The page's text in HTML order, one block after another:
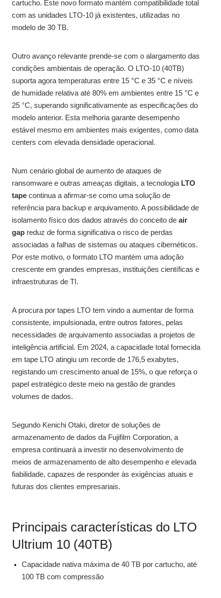
cartucho. Este novo formato mantém compatibilidade total
com as unidades LTO-10 já existentes, utilizadas no
modelo de 30 TB.
Outro avanço relevante prende-se com o alargamento das
condições ambientais de operação. O LTO-10 (40TB)
suporta agora temperaturas entre 15 °C e 35 °C e níveis
de humidade relativa até 80% em ambientes entre 15 °C e
25 °C, superando significativamente as especificações do
modelo anterior. Esta melhoria garante desempenho
estável mesmo em ambientes mais exigentes, como data
centers com elevada densidade operacional.
Num cenário global de aumento de ataques de
ransomware e outras ameaças digitais, a tecnologia LTO
tape continua a afirmar-se como uma solução de
referência para backup e arquivamento. A possibilidade de
isolamento físico dos dados através do conceito de air
gap reduz de forma significativa o risco de perdas
associadas a falhas de sistemas ou ataques cibernéticos.
Por este motivo, o formato LTO mantém uma adoção
crescente em grandes empresas, instituições científicas e
infraestruturas de TI.
A procura por tapes LTO tem vindo a aumentar de forma
consistente, impulsionada, entre outros fatores, pelas
necessidades de arquivamento associadas a projetos de
inteligência artificial. Em 2024, a capacidade total fornecida
em tape LTO atingiu um recorde de 176,5 exabytes,
registando um crescimento anual de 15%, o que reforça o
papel estratégico deste meio na gestão de grandes
volumes de dados.
Segundo Kenichi Otaki, diretor de soluções de
armazenamento de dados da Fujifilm Corporation, a
empresa continuará a investir no desenvolvimento de
meios de armazenamento de alto desempenho e elevada
fiabilidade, capazes de responder às exigências atuais e
futuras dos clientes empresariais.
Principais características do LTO
Ultrium 10 (40TB)
Capacidade nativa máxima de 40 TB por cartucho, até
100 TB com compressão